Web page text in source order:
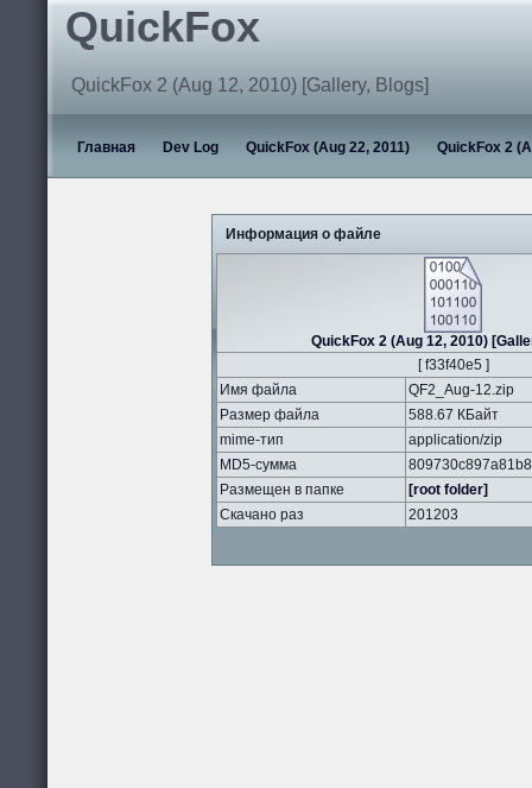
QuickFox
QuickFox 2 (Aug 12, 2010) [Gallery, Blogs]
Главная Dev Log QuickFox (Aug 22, 2011) QuickFox 2
Информация о файле
QuickFox 2 (Aug 12, 2010)
[ f33f40e5 ]
Имя файла
QF2_Aug-12.zip
Размер файла
588.67 КБайт
mime-тип
application/zip
MD5-сумма
Размещен в папке
[root folder]
Скачано раз
201203